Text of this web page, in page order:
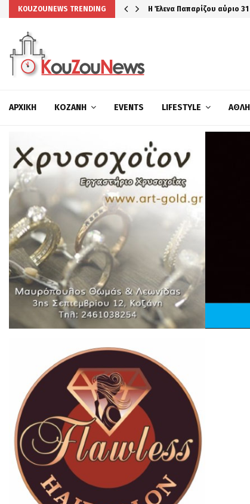
KOUZOUNEWS TRENDING Η Έλενα Παπαρίζου αύριο
ΑΡΧΙΚΉ ΚΟΖΆΝΗ EVENTS LIFESTYLE